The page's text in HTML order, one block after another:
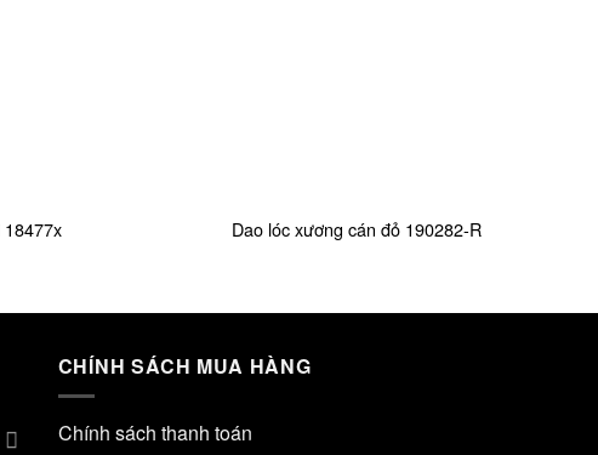
Dao lóc xương cán đỏ 190282-R
CHÍNH SÁCH MUA HÀNG
Chính sách thanh toán